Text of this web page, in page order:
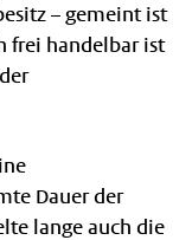
– gemeint ist
frei handelbar ist
Dauer der
lange auch die